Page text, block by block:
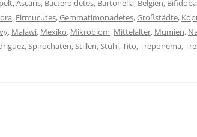
,Ascaris, Bacteroidetes, Bartonella, Belgien,
, Firmucutes,Gemmatimonadetes,Großstädte,
, Malawi, Mexiko, Mikrobiom, Mittelalter, Mumien,
,Spirochäten,Stillen,Stuhl,Tito,Treponema,